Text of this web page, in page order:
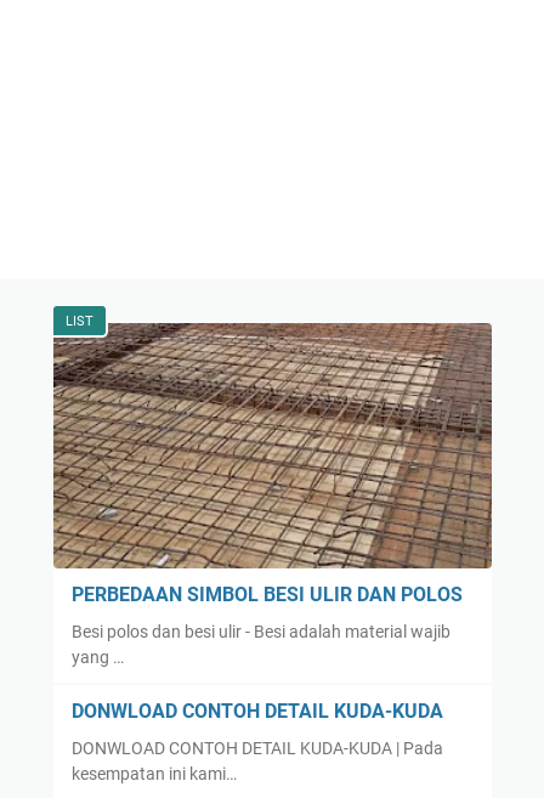
LIST
PERBEDAAN SIMBOL BESI ULIR DAN POLOS
Besi polos dan besi ulir - Besi adalah material wajib
yang …
DONWLOAD CONTOH DETAIL KUDA-KUDA
DONWLOAD CONTOH DETAIL KUDA-KUDA | Pada
kesempatan ini kami…